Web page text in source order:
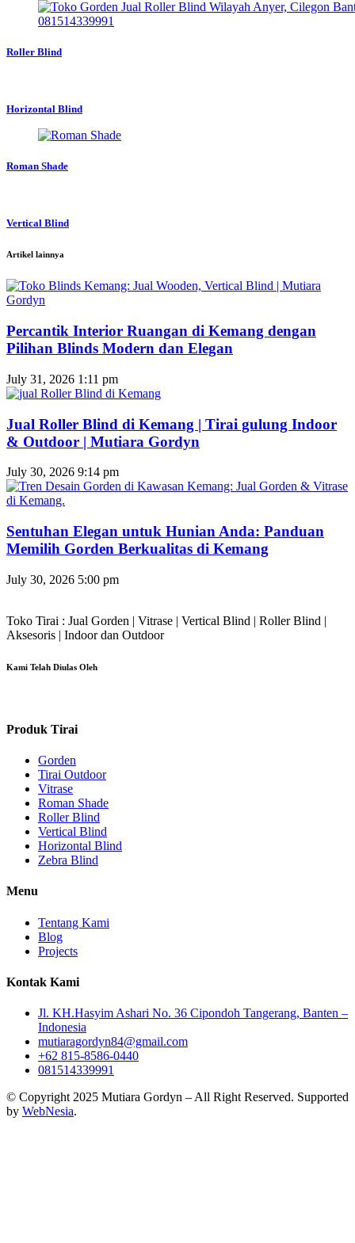
Roller Blind
Horizontal Blind
Roman Shade
Vertical Blind
Artikel lainnya
Percantik Interior Ruangan di Kemang dengan
Pilihan Blinds Modern dan Elegan
July 31, 2026 1:11 pm
Jual Roller Blind di Kemang | Tirai gulung Indoor
& Outdoor | Mutiara Gordyn
July 30, 2026 9:14 pm
Sentuhan Elegan untuk Hunian Anda: Panduan
Memilih Gorden Berkualitas di Kemang
July 30, 2026 5:00 pm
Toko Tirai : Jual Gorden | Vitrase | Vertical Blind | Roller Blind |
Aksesoris | Indoor dan Outdoor
Kami Telah Diulas Oleh
Produk Tirai
Gorden
Tirai Outdoor
Vitrase
Roman Shade
Roller Blind
Vertical Blind
Horizontal Blind
Zebra Blind
Menu
Tentang Kami
Blog
Projects
Kontak Kami
Jl. KH.Hasyim Ashari No. 36 Cipondoh Tangerang, Banten –
Indonesia
mutiaragordyn84@gmail.com
+62 815-8586-0440
081514339991
© Copyright 2025 Mutiara Gordyn – All Right Reserved. Supported
by WebNesia.